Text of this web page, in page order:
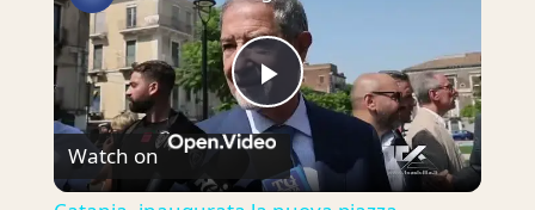
Play
Video
Watch on